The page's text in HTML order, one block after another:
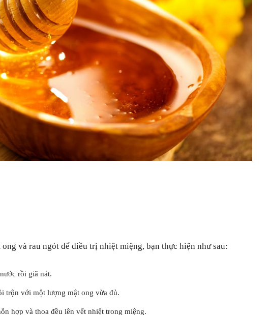
và rau ngót để điều trị nhiệt miệng, bạn thực hiện như sau:
rồi giã nát.
trộn với một lượng mật ong vừa đủ.
hợp và thoa đều lên vết nhiệt trong miệng.